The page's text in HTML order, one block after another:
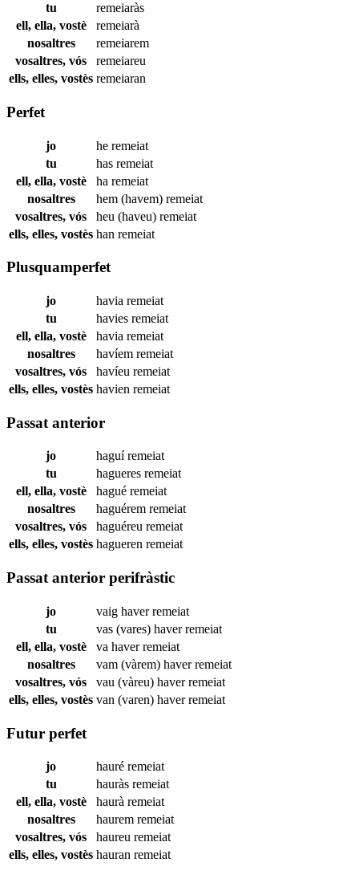
tu
remeiaràs
ell, ella, vostè
remeiarà
nosaltres
remeiarem
vosaltres, vós
remeiareu
ells, elles, vostès remeiaran
Perfet
jo he remeiat
tu
has remeiat
ell, ella, vostè
ha remeiat
nosaltres
hem (havem) remeiat
vosaltres, vós
heu (haveu) remeiat
ells, elles, vostès han remeiat
Plusquamperfet
jo havia remeiat
tu
havies remeiat
ell, ella, vostè
havia remeiat
nosaltres
havíem remeiat
vosaltres, vós
havíeu remeiat
ells, elles, vostès havien remeiat
Passat anterior
jo haguíremeiat
tu
hagueres remeiat
ell, ella, vostè
hagué remeiat
nosaltres
haguérem remeiat
vosaltres, vós
haguéreu remeiat
ells, elles, vostès hagueren remeiat
Passat anterior perifràstic
jo vaig haverremeiat
tu
vas (vares) haverremeiat
ell, ella, vostè
va haverremeiat
nosaltres
vam (vàrem) haverremeiat
vosaltres, vós
vau (vàreu) haverremeiat
ells, elles, vostès van (varen) haverremeiat
Futur perfet
jo hauré remeiat
tu
hauràs remeiat
ell, ella, vostè
haurà remeiat
nosaltres
haurem remeiat
vosaltres, vós
haureu remeiat
ells, elles, vostès hauran remeiat